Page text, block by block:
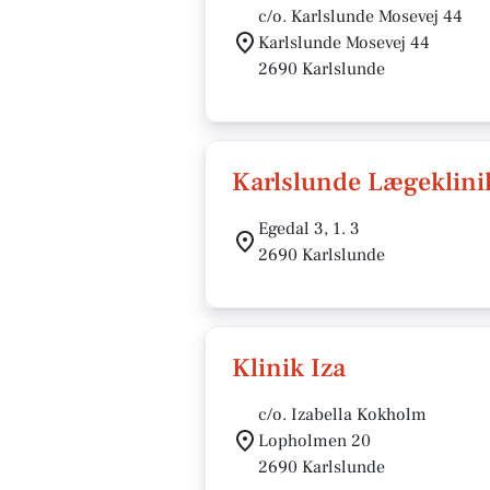
c/o. Karlslunde Mosevej 44
Karlslunde Mosevej 44
2690 Karlslunde
Karlslunde
Egedal 3, 1. 3
2690 Karlslunde
Klinik Iza
c/o. Izabella Kokholm
Lopholmen 20
2690 Karlslunde